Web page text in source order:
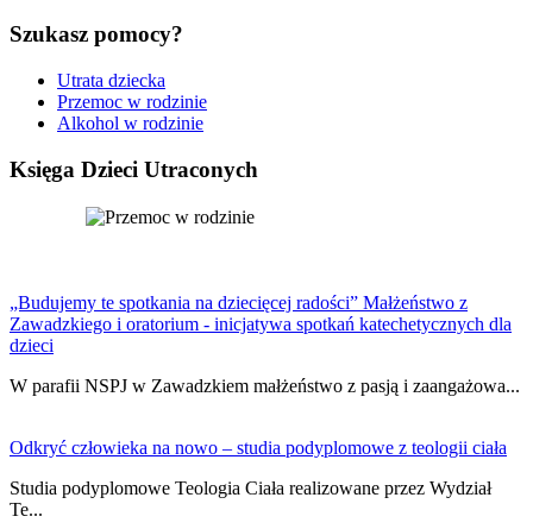
Szukasz pomocy?
Utrata dziecka
Przemoc w rodzinie
Alkohol w rodzinie
Księga Dzieci Utraconych
„Budujemy te spotkania na dziecięcej radości” Małżeństwo z
Zawadzkiego i oratorium - inicjatywa spotkań katechetycznych dla
dzieci
W parafii NSPJ w Zawadzkiem małżeństwo z pasją i zaangażowa...
Odkryć człowieka na nowo – studia podyplomowe z teologii ciała
Studia podyplomowe Teologia Ciała realizowane przez Wydział
Te...